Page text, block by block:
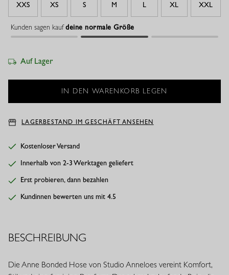
XXS XS S M L XL XXL
Kunden sagen kaufdeine normale Größe
Auf Lager
LAGERBESTAND IM GESCHÄFT ANSEHEN
Kostenloser Versand
Innerhalb von 2-3 Werktagen geliefert
Erst probieren, dann bezahlen
Kundinnen bewerten uns mit 4.5
BESCHREIBUNG
Die Anne Bonded Hose von Studio Anneloes vereint Komfort,